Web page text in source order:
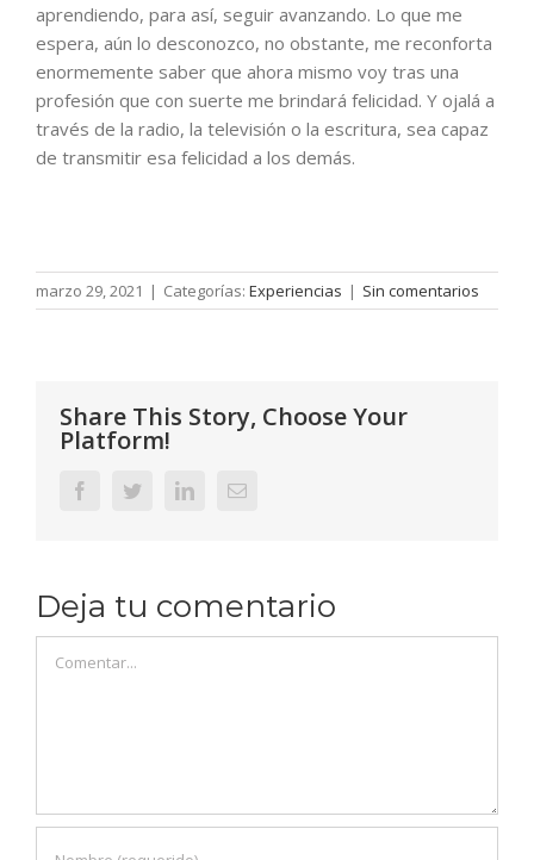
aprendiendo, para así, seguir avanzando. Lo que me
espera, aún lo desconozco, no obstante, me reconforta
enormemente saber que ahora mismo voy tras una
profesión que con suerte me brindará felicidad. Y ojalá a
través de la radio, la televisión o la escritura, sea capaz
de transmitir esa felicidad a los demás.
marzo 29, 2021 | Categorías: Experiencias | Sin comentarios
Share This Story, Choose Your
Platform!
FacebookTwitterLinkedInCorreo
Deja tu comentario